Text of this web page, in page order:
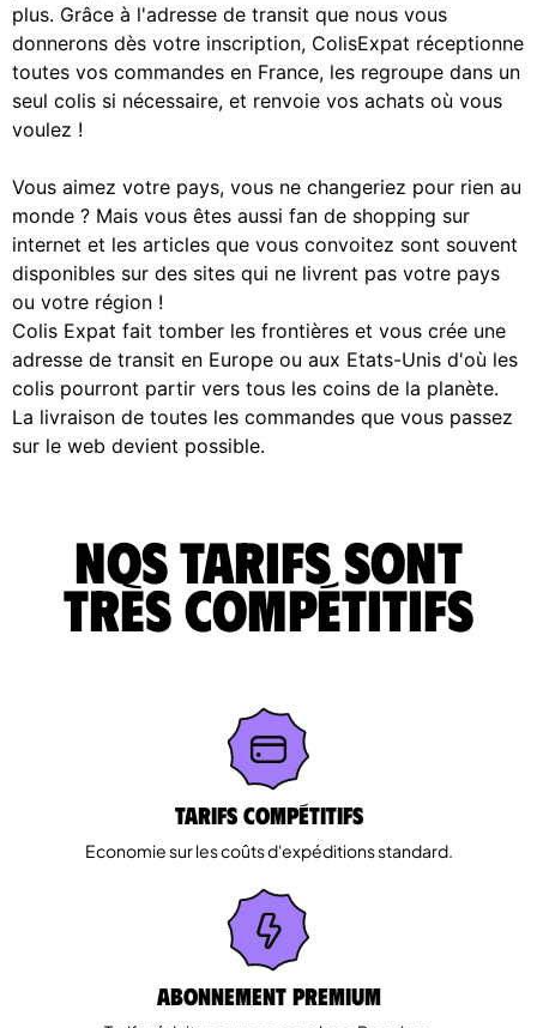
plus. Grâce à l'adresse de transit que nous vous
donnerons dès votre inscription, ColisExpat réceptionne
toutes vos commandes en France, les regroupe dans un
seul colis si nécessaire, et renvoie vos achats où vous
voulez !
Vous aimez votre pays, vous ne changeriez pour rien au
monde ? Mais vous êtes aussi fan de shopping sur
internet et les articles que vous convoitez sont souvent
disponibles sur des sites qui ne livrent pas votre pays
ou votre région !
Colis Expat fait tomber les frontières et vous crée une
adresse de transit en Europe ou aux Etats-Unis d'où les
colis pourront partir vers tous les coins de la planète.
La livraison de toutes les commandes que vous passez
sur le web devient possible.
Nos tarifs sont
très compétitifs
Tarifs Compétitifs
Economie sur les coûts d'expéditions standard.
Abonnement Premium